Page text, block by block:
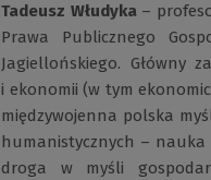
Tadeusz Włudyka–
Prawa Publicznego
Jagiellońskiego. Główny
i ekonomii (w tym
międzywojenna polska
humanistycznych – nauka
droga w myśli